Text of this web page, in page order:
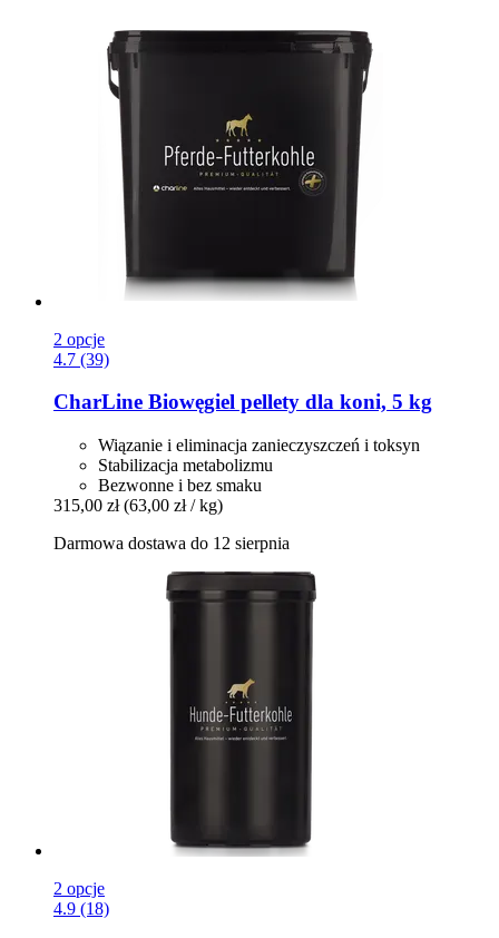
2 opcje
4.7 (39)
CharLine Biowęgiel pellety dla koni, 5 kg
Wiązanie i eliminacja zanieczyszczeń i toksyn
Stabilizacja metabolizmu
Bezwonne i bez smaku
315,00 zł (63,00 zł / kg)
Darmowa dostawa do 12 sierpnia
2 opcje
4.9 (18)